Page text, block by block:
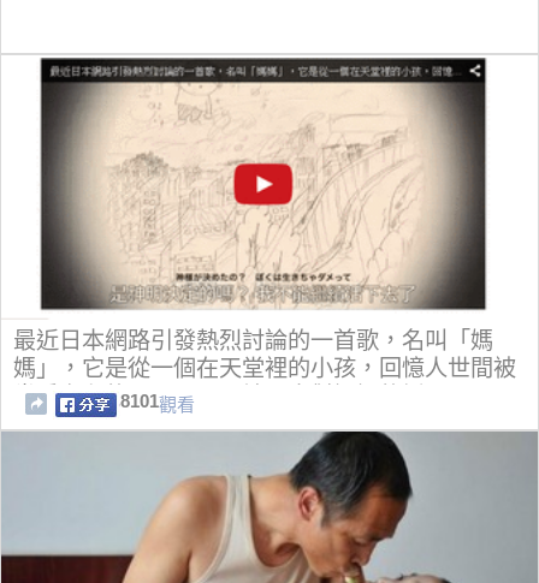
最近日本網路引發熱烈討論的一首歌，名叫「媽
媽」，它是從一個在天堂裡的小孩，回憶人世間被
當受虐兒的一切，淡淡地唱出對媽媽的話
8101觀看